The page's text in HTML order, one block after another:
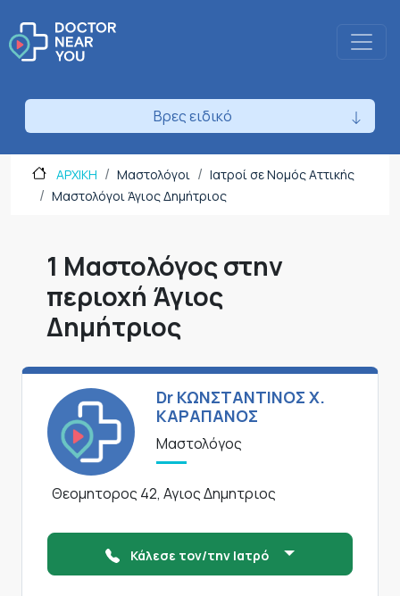
Βρες ειδικό
ΑΡΧΙΚΗ Μαστολόγοι
Ιατροί σε Νομός Αττικής
Μαστολόγοι Άγιος Δημήτριος
1 Μαστολόγος στην
περιοχή Άγιος
Δημήτριος
Dr ΚΩΝΣΤΑΝΤΙΝΟΣ Χ.
ΚΑΡΑΠΑΝΟΣ
Μαστολόγος
Θεομητορος 42, Αγιος Δημητριος
Κάλεσε τον/την Ιατρό